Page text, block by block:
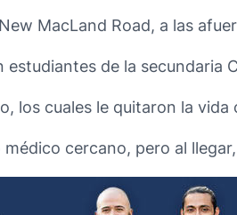
MacLand Road, a las
de la secundaria
los cuales le quitaron la vida
cercano, pero al